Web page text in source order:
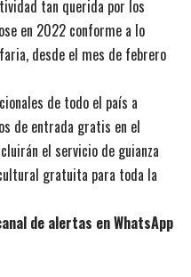
tan querida por los
en 2022 conforme a lo
desde el mes de febrero
de todo el país a
de entrada gratis en el
el servicio de guianza
gratuita para toda la
de alertas en WhatsApp